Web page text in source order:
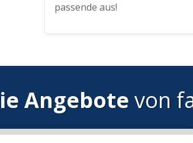
passende aus!
Angebote von